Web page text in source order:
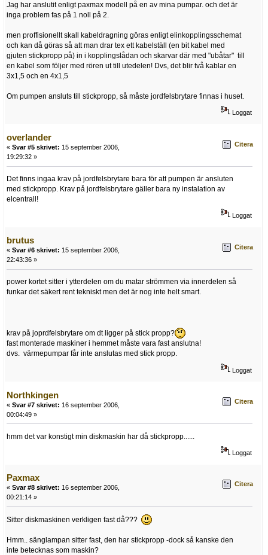
Jag har anslutit enligt paxmax modell på en av mina pumpar. och det är
inga problem fas på 1 noll på 2.
men proffisionellt skall kabeldragning göras enligt elinkopplingsschemat
och kan då göras så att man drar tex ett kabelställ (en bit kabel med
gjuten stickpropp på) in i kopplingslådan och skarvar där med "ubåtar" till
en kabel som följer med rören ut till utedelen! Dvs, det blir två kablar en
3x1,5 och en 4x1,5
Om pumpen ansluts till stickpropp, så måste jordfelsbrytare finnas i huset.
Loggat
overlander
« Svar #5 skrivet: 15 september 2006,
19:29:32 »
Citera
Det finns ingaa krav på jordfelsbrytare bara för att pumpen är ansluten
med stickpropp. Krav på jordfelsbrytare gäller bara ny instalation av
elcentrall!
Loggat
brutus
« Svar #6 skrivet: 15 september 2006,
22:43:36 »
Citera
power kortet sitter i ytterdelen om du matar strömmen via innerdelen så
funkar det säkert rent tekniskt men det är nog inte helt smart.
krav på joprdfelsbrytare om dt ligger på stick propp?
fast monterade maskiner i hemmet måste vara fast anslutna!
dvs. värmepumpar får inte anslutas med stick propp.
Loggat
Northkingen
« Svar #7 skrivet: 16 september 2006,
00:04:49 »
Citera
hmm det var konstigt min diskmaskin har då stickpropp......
Loggat
Paxmax
« Svar #8 skrivet: 16 september 2006,
00:21:14 »
Citera
Sitter diskmaskinen verkligen fast då???
Hmm.. sänglampan sitter fast, den har stickpropp -dock så kanske den
inte betecknas som maskin?